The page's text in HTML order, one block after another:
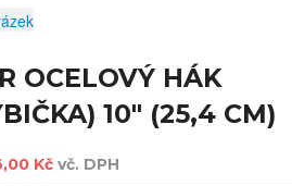
OCELOVÝ HÁK
10" (25,4 CM)
Kč vč. DPH